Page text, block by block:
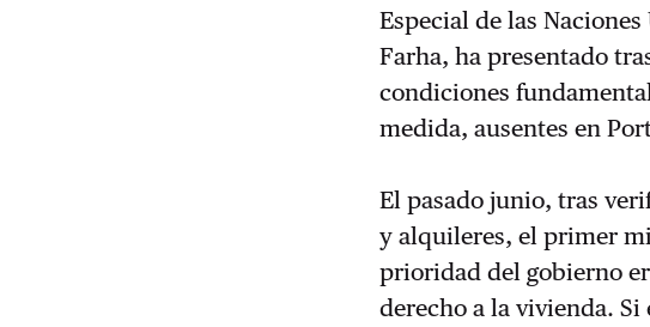
Especial de las
Farha, ha presentado
condiciones
medida, ausentes en
El pasado junio, tras
y alquileres, el primer
prioridad del gobierno
derecho a la vivienda. Si